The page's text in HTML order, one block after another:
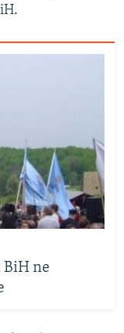
BiH ne